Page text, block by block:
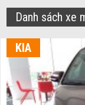
Danh sách xe
KIA